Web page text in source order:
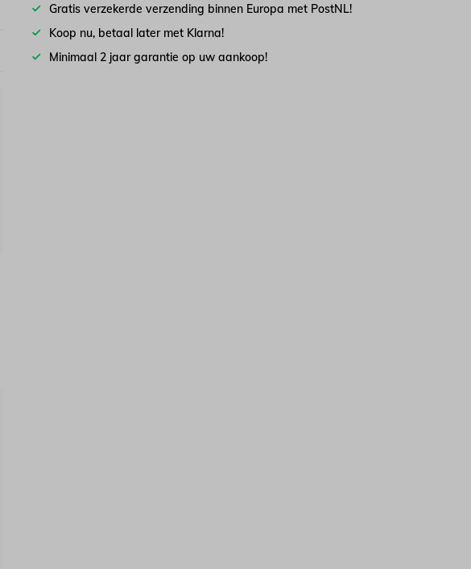
Gratis verzekerde verzending binnen Europa met PostNL!
Koop nu, betaal later met Klarna!
Minimaal 2 jaar garantie op uw aankoop!